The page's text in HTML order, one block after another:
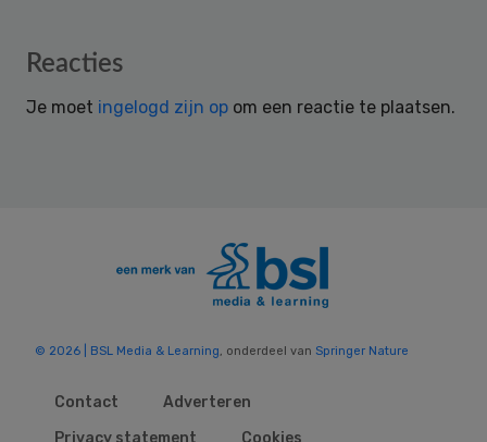
Reader
Reacties
Je moet ingelogd zijn op om een reactie te plaatsen.
© 2026 | BSL Media & Learning, onderdeel van Springer Nature
Contact
Adverteren
Privacy statement
Cookies